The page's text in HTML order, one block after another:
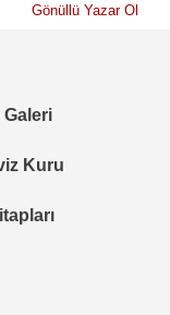
Gönüllü Yazar Ol
Kuru